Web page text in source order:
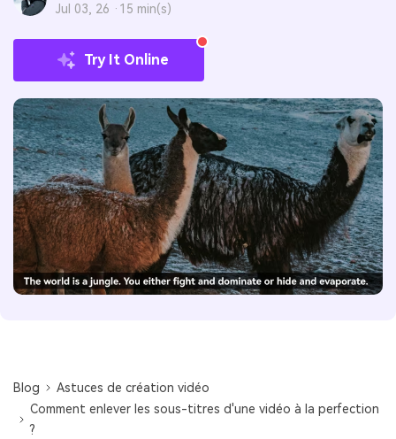
Jul 03, 26 · 15 min(s)
Try It Online
Blog
Astuces de création vidéo
Comment enlever les sous-titres d'une vidéo à la perfection
?